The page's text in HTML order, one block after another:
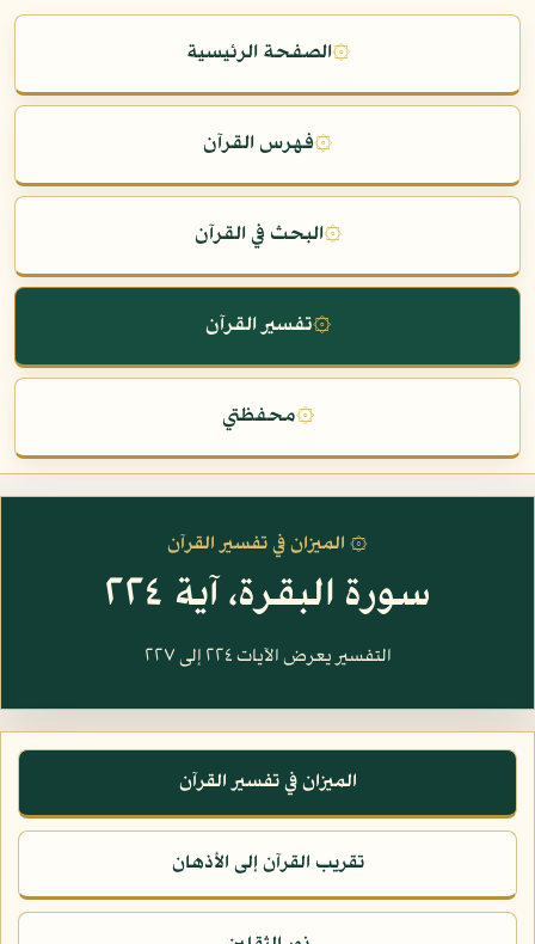
۞الصفحة الرئيسية
۞فهرس القرآن
۞البحث في القرآن
۞تفسير القرآن
۞محفظتي
۞ الميزان في تفسير القرآن
سورة البقرة، آية ٢٢٤
التفسير يعرض الآيات ٢٢٤ إلى ٢٢٧
الميزان في تفسير القرآن
تقريب القرآن إلى الأذهان